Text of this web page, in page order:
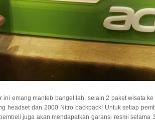
ini emang manteb banget lah, selain 2 paket wisata
headset dan 2000 Nitro backpack! Untuk setiap
juga akan mendapatkan garansi resmi selama